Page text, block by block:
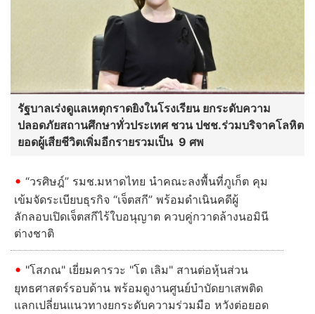
รัฐบาลเร่งดูแลเหตุกราดยิงในโรงเรียน ยกระดับความ
ปลอดภัยสถานศึกษาทั่วประเทศ ชวน ปชช.ร่วมบริจาคโลหิต
ยอดผู้เสียชีวิตเพิ่มอีกรายรวมเป็น 9 ศพ
“วรศิษฎ์” รมช.มหาดไทย นำคณะลงพื้นที่ภูเก็ต คุม
เข้มจัดระเบียบธุรกิจ “เจ็ตสกี” พร้อมดำเนินคดีผู้
ลักลอบเปิดเจ็ตสกีไร้ใบอนุญาต ควบคู่กวาดล้างนอมินี
ต่างชาติ
"โสภณ" เยี่ยมคารวะ "โต เลิม" สานต่อหุ้นส่วน
ยุทธศาสตร์รอบด้าน พร้อมดูงานศูนย์บำบัดยาเสพติด
แลกเปลี่ยนแนวทางยกระดับความร่วมมือ หวังต่อยอด